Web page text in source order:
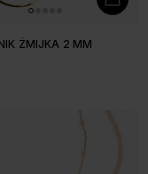
ŻMIJKA 2 MM